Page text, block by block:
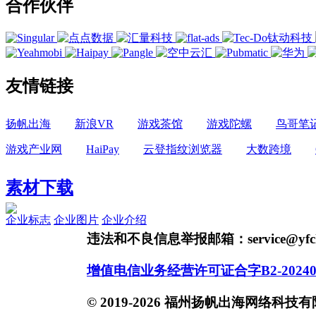
合作伙伴
友情链接
扬帆出海 新浪VR 游戏茶馆 游戏陀螺 鸟哥笔
游戏产业网 HaiPay 云登指纹浏览器 大数跨境
素材下载
企业标志 企业图片 企业介绍
违法和不良信息举报邮箱：
增值电信业务经营许可证合字B2-
© 2019-2026 福州扬帆出海网络科技有